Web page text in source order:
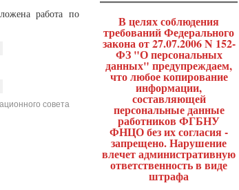
работа по
совета
В целях соблюдения
требований Федерального
закона от 27.07.2006 N 152-
ФЗ "О персональных
данных" предупреждаем,
что любое копирование
информации,
составляющей
персональные данные
работников ФГБНУ
ФНЦО без их согласия -
запрещено. Нарушение
влечет административную
ответственность в виде
штрафа